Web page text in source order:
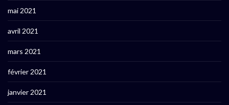
mai 2021
avril 2021
mars 2021
février 2021
janvier 2021